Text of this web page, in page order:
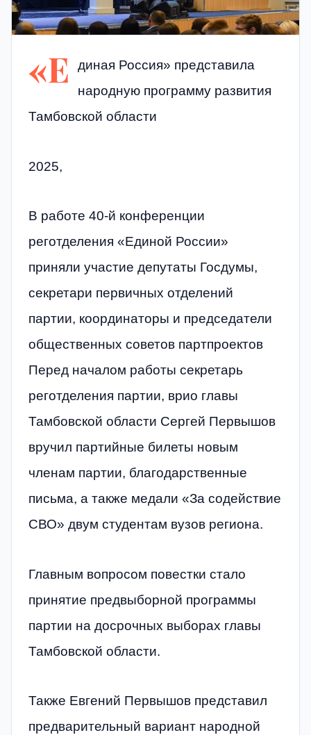
«Е
диная Россия» представила
народную программу развития
Тамбовской области
2025,
В работе 40-й конференции
реготделения «Единой России»
приняли участие депутаты Госдумы,
секретари первичных отделений
партии, координаторы и председатели
общественных советов партпроектов
Перед началом работы секретарь
реготделения партии, врио главы
Тамбовской области Сергей Первышов
вручил партийные билеты новым
членам партии, благодарственные
письма, а также медали «За содействие
СВО» двум студентам вузов региона.
Главным вопросом повестки стало
принятие предвыборной программы
партии на досрочных выборах главы
Тамбовской области.
Также Евгений Первышов представил
предварительный вариант народной